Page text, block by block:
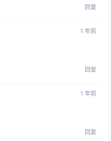
回复
1 年前
回复
1 年前
回复